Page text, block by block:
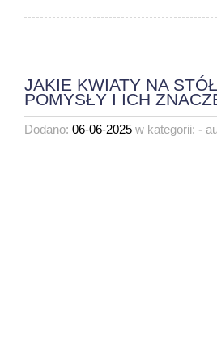
JAKIE KWIATY NA
POMYSŁY I ICH
Dodano: 06-06-2025 w kategorii: -